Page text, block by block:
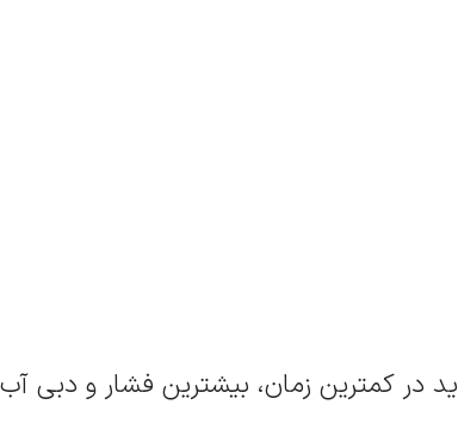
کمترین زمان، بیشترین فشار و دبی آب